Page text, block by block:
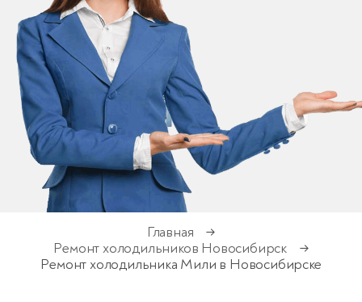
Главная
→
Ремонт холодильников Новосибирск
→
Ремонт холодильника Мили в Новосибирске